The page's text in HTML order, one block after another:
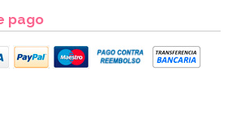
pago